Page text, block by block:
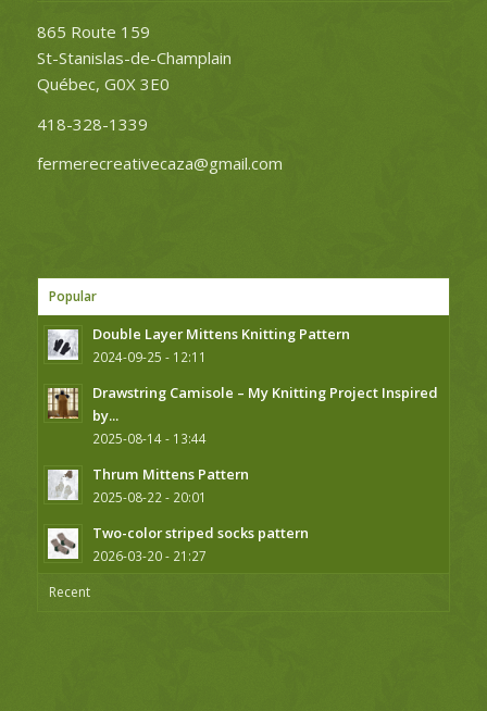
865 Route 159
St-Stanislas-de-Champlain
Québec, G0X 3E0
418-328-1339
fermerecreativecaza@gmail.com
Popular
Double Layer Mittens Knitting Pattern
2024-09-25 - 12:11
Drawstring Camisole – My Knitting Project Inspired
by...
2025-08-14 - 13:44
Thrum Mittens Pattern
2025-08-22 - 20:01
Two-color striped socks pattern
2026-03-20 - 21:27
Recent